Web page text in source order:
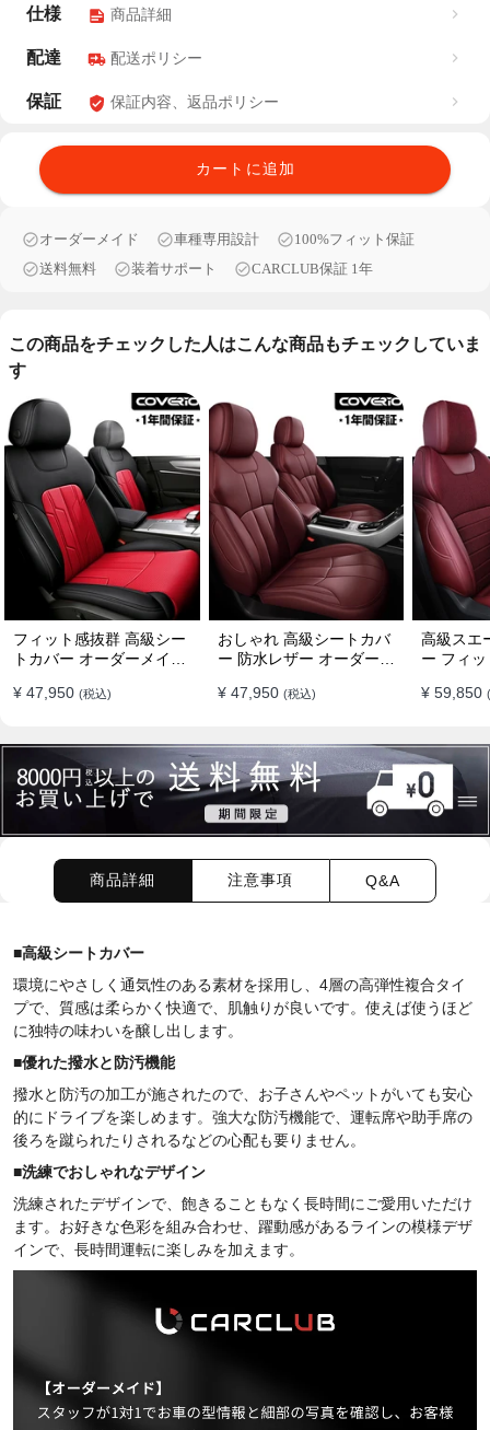
仕様 商品詳細
配達 配送ポリシー
保証 保証内容、返品ポリシー
カートに追加
オーダーメイド 車種専用設計
100%フィット保証
送料無料
装着サポート CARCLUB保証 1年
この商品をチェックした人はこんな商品もチェックしていま
す
フィット感抜群 高級シー
トカバー オーダーメイド
全席セット
¥ 47,950 (税込)
おしゃれ 高級シートカバ
ー 防水レザー オーダーメ
全席セット
¥ 47,950 (税込)
高級スエ
ー フィ
全席セッ
¥ 59,850
商品詳細 注意事項 Q&A
■高級シートカバー
環境にやさしく通気性のある素材を採用し、4層の高弾性複合タイ
プで、質感は柔らかく快適で、肌触りが良いです。使えば使うほど
に独特の味わいを醸し出します。
■優れた撥水と防汚機能
撥水と防汚の加工が施されたので、お子さんやペットがいても安心
的にドライブを楽しめます。強大な防汚機能で、運転席や助手席の
後ろを蹴られたりされるなどの心配も要りません。
■洗練でおしゃれなデザイン
洗練されたデザインで、飽きることもなく長時間にご愛用いただけ
ます。お好きな色彩を組み合わせ、躍動感があるラインの模様デザ
インで、長時間運転に楽しみを加えます。